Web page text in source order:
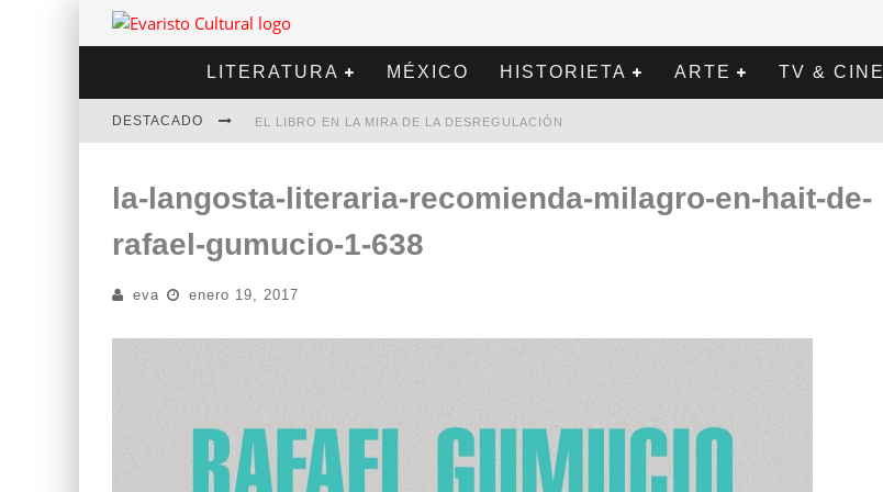
LITERATURA MÉXICO HISTORIETA ARTE TV & CINE
DESTACADO EL LIBRO EN LA MIRA DE LA DESREGULACIÓN
DIEGO MERET | HOTEL ACAPULCO
ALEJANDRA CORREA | LA NIEVE
la-langosta-literaria-recomienda-milagro-en-hait-de-
rafael-gumucio-1-638
eva enero 19, 2017